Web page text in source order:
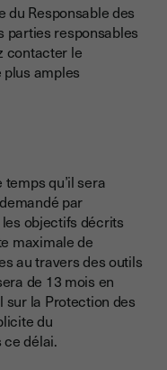
du Responsable des
parties responsables
contacter le
plus amples
qu’il sera
par
les objectifs décrits
maximale de
au travers des outils
de 13 mois en
la Protection des
du
ce délai.